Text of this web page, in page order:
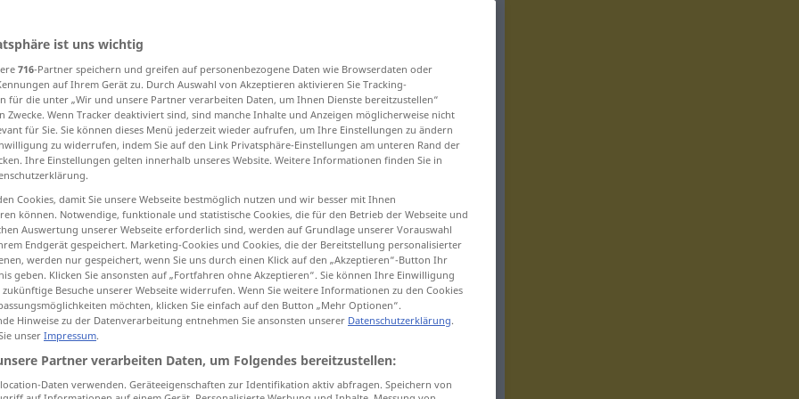
Verkehrsmittel Weitere Beispiele...
mezzo
mezzoveicolo
mezzo pubblico
a mezzo
ist uns wichtig
716-Partner speichern und greifen auf personenbezogene Daten wie Browserdaten oder
auf Ihrem Gerät zu. Durch Auswahl von Akzeptieren aktivieren Sie Tracking-
für die unter „Wir und unsere Partner verarbeiten Daten, um Ihnen Dienste bereitzustellen“
Zwecke. Wenn Tracker deaktiviert sind, sind manche Inhalte und Anzeigen möglicherweise nicht
für Sie. Sie können dieses Menü jederzeit wieder aufrufen, um Ihre Einstellungen zu ändern
zu widerrufen, indem Sie auf den Link Privatsphäre-Einstellungen am unteren Rand der
Ihre Einstellungen gelten innerhalb unseres Website. Weitere Informationen finden Sie in
Cookies, damit Sie unsere Webseite bestmöglich nutzen und wir besser mit Ihnen
können. Notwendige, funktionale und statistische Cookies, die für den Betrieb der Webseite und
Auswertung unserer Webseite erforderlich sind, werden auf Grundlage unserer Vorauswahl
Endgerät gespeichert. Marketing-Cookies und Cookies, die der Bereitstellung personalisierter
werden nur gespeichert, wenn Sie uns durch einen Klick auf den „Akzeptieren“-Button Ihr
geben. Klicken Sie ansonsten auf „Fortfahren ohne Akzeptieren“. Sie können Ihre Einwilligung
Besuche unserer Webseite widerrufen. Wenn Sie weitere Informationen zu den Cookies
möchten, klicken Sie einfach auf den Button „Mehr Optionen“.
Hinweise zu der Datenverarbeitung entnehmen Sie ansonsten unserer Datenschutzerklärung.
unser Impressum.
Partner verarbeiten Daten, um Folgendes bereitzustellen:
Daten verwenden. Geräteeigenschaften zur Identifikation aktiv abfragen. Speichern von